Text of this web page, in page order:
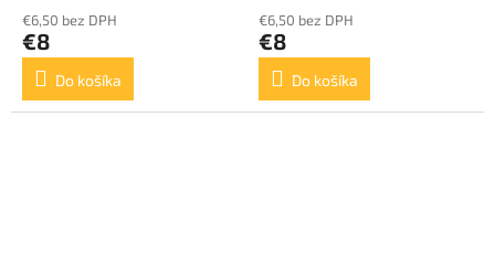
€6,50 bez DPH
€8
Do košíka
€6,50 bez DPH
€8
Do košíka